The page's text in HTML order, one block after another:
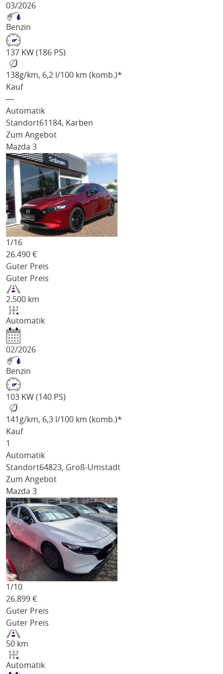
03/2026
Benzin
137 KW (186 PS)
138g/km, 6,2 l/100 km (komb.)*
Kauf
―
Automatik
Standort61184, Karben
Zum Angebot
Mazda 3
1/16
26.490 €
Guter Preis
Guter Preis
2.500 km
Automatik
02/2026
Benzin
103 KW (140 PS)
141 g/km, 6,3 l/100 km (komb.)*
Kauf
1
Automatik
Standort64823, Groß-Umstadt
Zum Angebot
Mazda 3
1/10
26.899 €
Guter Preis
Guter Preis
50 km
Automatik